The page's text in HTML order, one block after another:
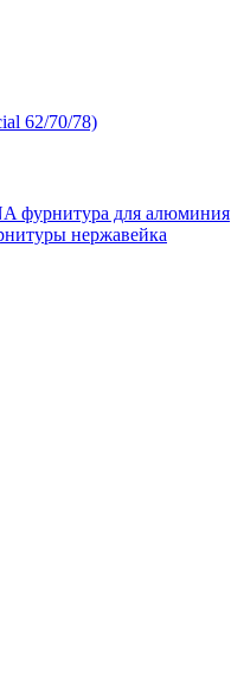
62/70/78)
фурнитура для алюминия
нержавейка